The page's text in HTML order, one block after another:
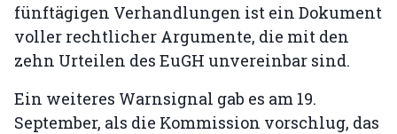
fünftägigen Verhandlungen ist ein Dokument
voller rechtlicher Argumente, die mit den
zehn Urteilen des EuGH unvereinbar sind.
Ein weiteres Warnsignal gab es am 19.
September, als die Kommission vorschlug, das